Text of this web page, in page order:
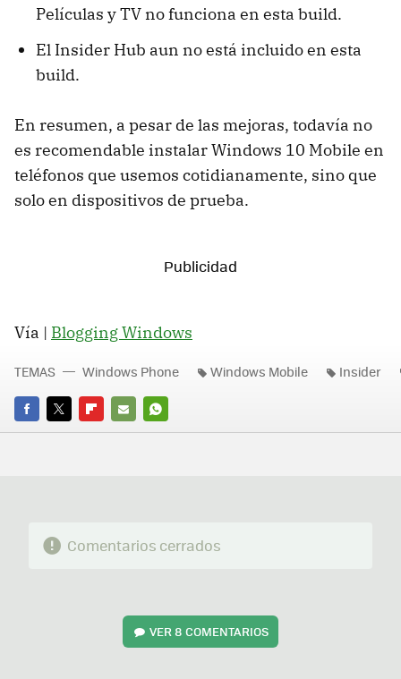
Películas y TV no funciona en esta build.
El Insider Hub aun no está incluido en esta
build.
En resumen, a pesar de las mejoras, todavía no
es recomendable instalar Windows 10 Mobile en
teléfonos que usemos cotidianamente, sino que
solo en dispositivos de prueba.
Vía | Blogging Windows
FACEBOOK
TWITTERFLIPBOARD
E-
WHATSAPP
TEMAS Windows Phone Windows Mobile Insider
Comentarios cerrados
VER8 COMENTARIOS